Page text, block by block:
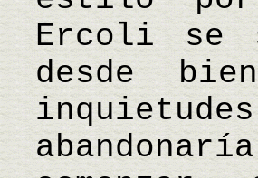
Ercoli se
desde